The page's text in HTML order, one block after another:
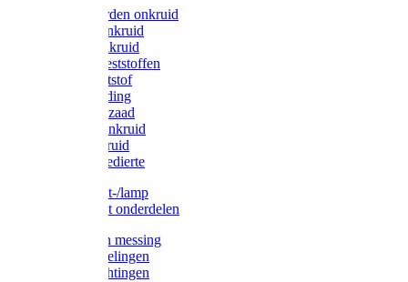
Protect Garden onkruid
Diversen onkruid
Solabiol onkruid
Solabiol meststoffen
Pokon meststof
Pokon voeding
Pokon graszaad
Roundup onkruid
Pokon onkruid
Pokon ongedierte
Vliegenkast-/lamp
Vliegenkast onderdelen
Zuigkorven messing
Geka koppelingen
Geka afdichtingen